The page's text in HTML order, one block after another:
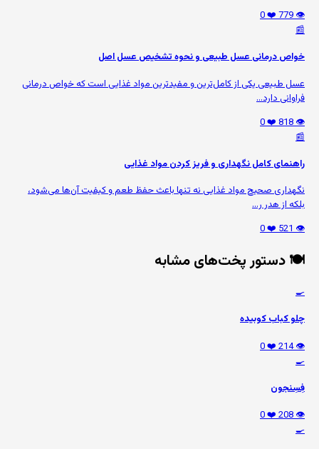
👁️ 779
❤️ 0
📰
خواص درمانی عسل طبیعی و نحوه تشخیص عسل اصل
عسل طبیعی یکی از کامل‌ترین و مفیدترین مواد غذایی است که خواص درمانی
فراوانی دارد...
👁️ 818
❤️ 0
📰
راهنمای کامل نگهداری و فریز کردن مواد غذایی
نگهداری صحیح مواد غذایی نه تنها باعث حفظ طعم و کیفیت آن‌ها می‌شود،
بلکه از هدر ر...
👁️ 521
❤️ 0
🍽️ دستور پخت‌های مشابه
🍳
چلو کباب کوبیده
👁️ 214
❤️ 0
🍳
فِسِنجون
👁️ 208
❤️ 0
🍳